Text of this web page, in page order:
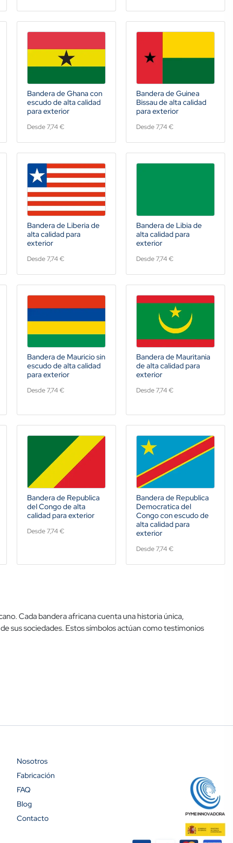
Bandera de Ghana con
escudo de alta calidad
para exterior
Desde 7,74 €
Bandera de Guinea
Bissau de alta calidad
para exterior
Desde 7,74 €
Bandera de Liberia de
alta calidad para
exterior
Desde 7,74 €
Bandera de Libia de
alta calidad para
exterior
Desde 7,74 €
Bandera de Mauricio sin
escudo de alta calidad
para exterior
Desde 7,74 €
Bandera de Mauritania
de alta calidad para
exterior
Desde 7,74 €
Bandera de Republica
del Congo de alta
calidad para exterior
Desde 7,74 €
Bandera de Republica
Democratica del
Congo con escudo de
alta calidad para
exterior
Desde 7,74 €
Cada bandera africana cuenta una historia única,
sus sociedades. Estos símbolos actúan como testimonios
Nosotros
Fabricación
FAQ
Blog
Contacto